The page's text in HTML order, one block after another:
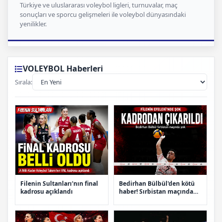
Türkiye ve uluslararası voleybol ligleri, turnuvalar, maç
sonuçları ve sporcu gelişmeleri ile voleybol dünyasındaki
yenilikler.
VOLEYBOL Haberleri
Sırala:
Filenin Sultanları'nın final
kadrosu açıklandı
Bedirhan Bülbül'den kötü
haber! Sırbistan maçında